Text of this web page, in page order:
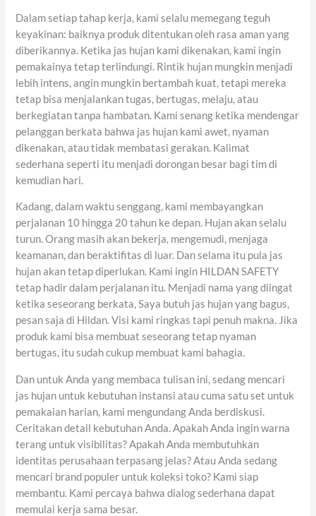
Dalam setiap tahap kerja, kami selalu memegang teguh
keyakinan: baiknya produk ditentukan oleh rasa aman yang
diberikannya. Ketika jas hujan kami dikenakan, kami ingin
pemakainya tetap terlindungi. Rintik hujan mungkin menjadi
lebih intens, angin mungkin bertambah kuat, tetapi mereka
tetap bisa menjalankan tugas, bertugas, melaju, atau
berkegiatan tanpa hambatan. Kami senang ketika mendengar
pelanggan berkata bahwa jas hujan kami awet, nyaman
dikenakan, atau tidak membatasi gerakan. Kalimat
sederhana seperti itu menjadi dorongan besar bagi tim di
kemudian hari.
Kadang, dalam waktu senggang, kami membayangkan
perjalanan 10 hingga 20 tahun ke depan. Hujan akan selalu
turun. Orang masih akan bekerja, mengemudi, menjaga
keamanan, dan beraktifitas di luar. Dan selama itu pula jas
hujan akan tetap diperlukan. Kami ingin HILDAN SAFETY
tetap hadir dalam perjalanan itu. Menjadi nama yang diingat
ketika seseorang berkata, Saya butuh jas hujan yang bagus,
pesan saja di Hildan. Visi kami ringkas tapi penuh makna. Jika
produk kami bisa membuat seseorang tetap nyaman
bertugas, itu sudah cukup membuat kami bahagia.
Dan untuk Anda yang membaca tulisan ini, sedang mencari
jas hujan untuk kebutuhan instansi atau cuma satu set untuk
pemakaian harian, kami mengundang Anda berdiskusi.
Ceritakan detail kebutuhan Anda. Apakah Anda ingin warna
terang untuk visibilitas? Apakah Anda membutuhkan
identitas perusahaan terpasang jelas? Atau Anda sedang
mencari brand populer untuk koleksi toko? Kami siap
membantu. Kami percaya bahwa dialog sederhana dapat
memulai kerja sama besar.